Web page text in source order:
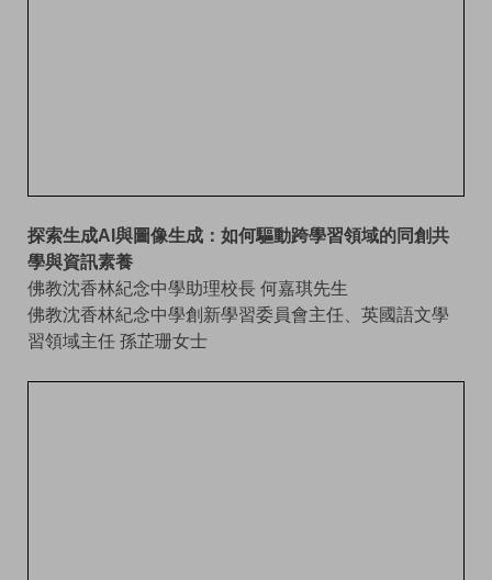
探索生成AI與圖像生成：如何驅動跨學習領域的同創共
學與資訊素養
佛教沈香林紀念中學助理校長 何嘉琪先生
佛教沈香林紀念中學創新學習委員會主任、英國語文學
習領域主任 孫芷珊女士